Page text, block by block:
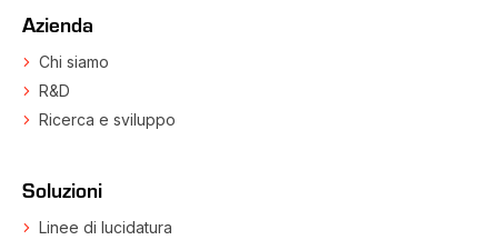
Azienda
Chi siamo
R&D
Ricerca e sviluppo
Soluzioni
Linee di lucidatura